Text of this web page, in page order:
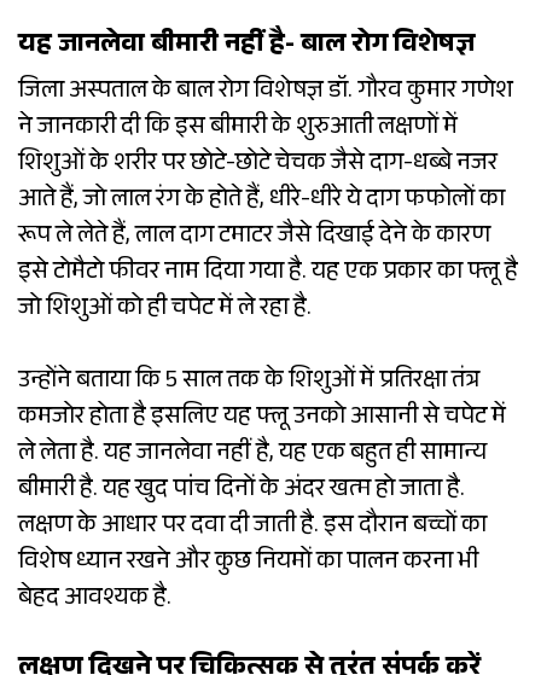
यह जानलेवा बीमारी नहीं है- बाल रोग विशेषज्ञ
जिला अस्पताल के बाल रोग विशेषज्ञ डॉ. गौरव कुमार गणेश
ने जानकारी दी कि इस बीमारी के शुरुआती लक्षणों में
शिशुओं के शरीर पर छोटे-छोटे चेचक जैसे दाग-धब्बे नजर
आते हैं, जो लाल रंग के होते हैं, धीरे-धीरे ये दाग फफोलों का
रूप ले लेते हैं, लाल दाग टमाटर जैसे दिखाई देने के कारण
इसे टोमैटो फीवर नाम दिया गया है. यह एक प्रकार का फ्लू है
जो शिशुओं को ही चपेट में ले रहा है.
उन्होंने बताया कि 5 साल तक के शिशुओं में प्रतिरक्षा तंत्र
कमजोर होता है इसलिए यह फ्लू उनको आसानी से चपेट में
ले लेता है. यह जानलेवा नहीं है, यह एक बहुत ही सामान्य
बीमारी है. यह खुद पांच दिनों के अंदर खत्म हो जाता है.
लक्षण के आधार पर दवा दी जाती है. इस दौरान बच्चों का
विशेष ध्यान रखने और कुछ नियमों का पालन करना भी
बेहद आवश्यक है.